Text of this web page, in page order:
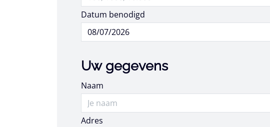
Datum benodigd
Uw gegevens
Naam
Adres